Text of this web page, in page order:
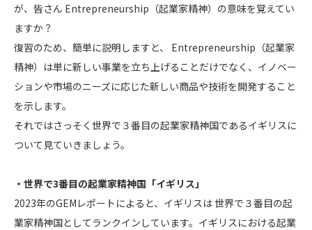
が、皆さん Entrepreneurship（起業家精神）の意味を覚えてい
ますか？
復習のため、簡単に説明しますと、 Entrepreneurship（起業家
精神）は単に新しい事業を立ち上げることだけでなく、イノベー
ションや市場のニーズに応じた新しい商品や技術を開発すること
を示します。
それではさっそく世界で３番目の起業家精神国であるイギリスに
ついて見ていきましょう。
・世界で3番目の起業家精神国「イギリス」
2023年のGEMレポートによると、イギリスは 世界で３番目の起
業家精神国としてランクインしています。イギリスにおける起業